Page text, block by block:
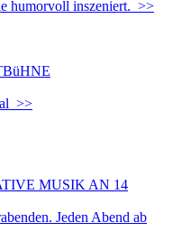
humorvoll inszeniert. >>
>>
MUSIK AN 14
Jeden Abend ab